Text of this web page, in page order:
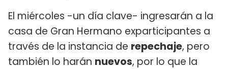
El miércoles -un día clave- ingresarán a la
casa de Gran Hermano exparticipantes a
través de la instancia de repechaje, pero
también lo harán nuevos, por lo que la